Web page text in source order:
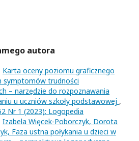
autora
Karta oceny poziomu graficznego
symptomów trudności
– narzędzie do rozpoznawania
u uczniów szkoły podstawowej ,
Nr 1 (2023): Logopedia
Izabela Więcek-Poborczyk, Dorota
Faza ustna połykania u dzieci w